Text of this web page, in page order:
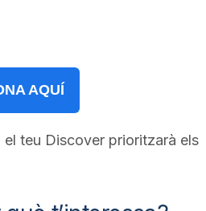
AQUÍ
el teu Discover prioritzarà els